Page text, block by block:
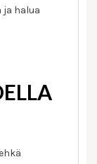
ja halua